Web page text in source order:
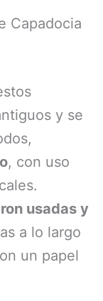
Capadocia
y se
, con uso
usadas y
a lo largo
un papel